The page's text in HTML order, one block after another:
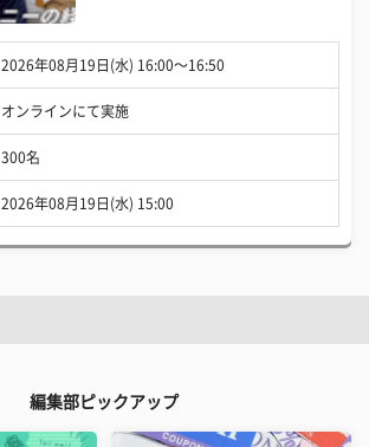
2026年08月19日(水) 16:00〜16:50
オンラインにて実施
300名
2026年08月19日(水) 15:00
編集部ピックアップ